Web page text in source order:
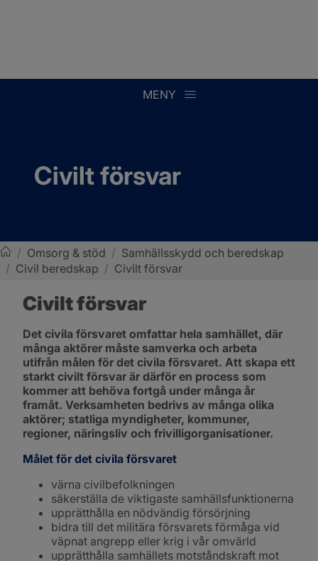
MENY
Civilt försvar
Sotenäs kommun
/ Omsorg & stöd / Samhällsskydd och beredskap
/ Civil beredskap / Civilt försvar
Civilt försvar
Det civila försvaret omfattar hela samhället, där
många aktörer måste samverka och arbeta
utifrån målen för det civila försvaret. Att skapa ett
starkt civilt försvar är därför en process som
kommer att behöva fortgå under många år
framåt. Verksamheten bedrivs av många olika
aktörer; statliga myndigheter, kommuner,
regioner, näringsliv och frivilligorganisationer.
Målet för det civila försvaret
värna civilbefolkningen
säkerställa de viktigaste samhällsfunktionerna
upprätthålla en nödvändig försörjning
bidra till det militära försvarets förmåga vid
väpnat angrepp eller krig i vår omvärld
upprätthålla samhällets motståndskraft mot